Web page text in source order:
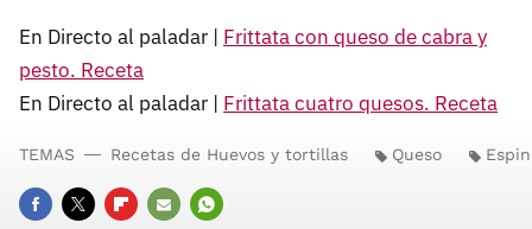
En Directo al paladar | Frittata con queso de cabra y
pesto. Receta
En Directo al paladar | Frittata cuatro quesos. Receta
TEMAS Recetas de Huevos y tortillas Queso